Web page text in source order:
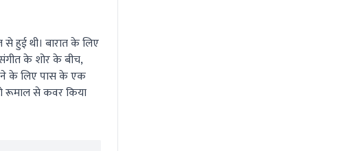
हुई थी। बारात के लिए
के शोर के बीच,
के लिए पास के एक
रूमाल से कवर किया